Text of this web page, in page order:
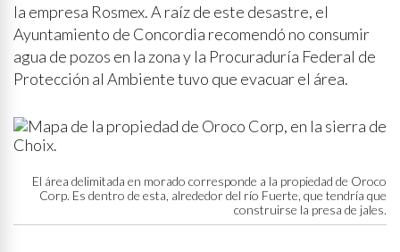
la empresa Rosmex. A raíz de este desastre, el
Ayuntamiento de Concordia recomendó no consumir
agua de pozos en la zona y la Procuraduría Federal de
Protección al Ambiente tuvo que evacuar el área.
El área delimitada en morado corresponde a la propiedad de Oroco
Corp. Es dentro de esta, alrededor del río Fuerte, que tendría que
construirse la presa de jales.